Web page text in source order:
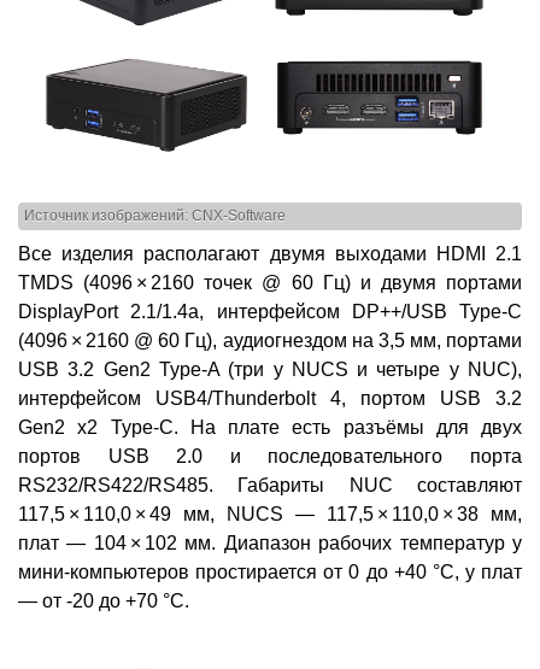
Источник изображений: CNX-Software
Все изделия располагают двумя выходами HDMI 2.1
TMDS (4096 × 2160 точек @ 60 Гц) и двумя портами
DisplayPort 2.1/1.4a, интерфейсом DP++/USB Type-C
(4096 × 2160 @ 60 Гц), аудиогнездом на 3,5 мм, портами
USB 3.2 Gen2 Type-A (три у NUCS и четыре у NUC),
интерфейсом USB4/Thunderbolt 4, портом USB 3.2
Gen2 x2 Type-C. На плате есть разъёмы для двух
портов USB 2.0 и последовательного порта
RS232/RS422/RS485. Габариты NUC составляют
117,5 × 110,0 × 49 мм, NUCS — 117,5 × 110,0 × 38 мм,
плат — 104 × 102 мм. Диапазон рабочих температур у
мини-компьютеров простирается от 0 до +40 °C, у плат
— от -20 до +70 °C.